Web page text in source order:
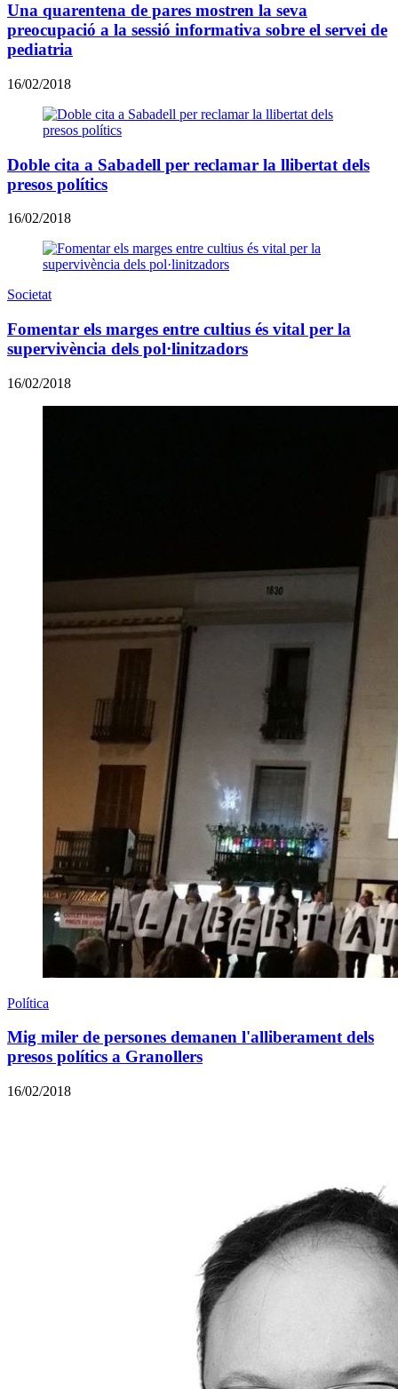
Una quarentena de pares mostren la seva
preocupació a la sessió informativa sobre el servei de
pediatria
16/02/2018
Doble cita a Sabadell per reclamar la llibertat dels
presos polítics
16/02/2018
Societat
Fomentar els marges entre cultius és vital per la
supervivència dels pol·linitzadors
16/02/2018
Política
Mig miler de persones demanen l'alliberament dels
presos polítics a Granollers
16/02/2018